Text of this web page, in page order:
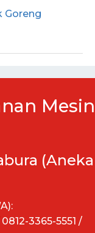
Goreng
Mesin
(Aneka
3365-5551 /